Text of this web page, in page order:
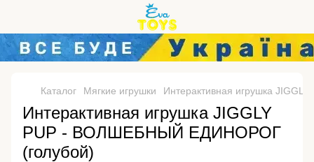
Каталог Мягкие игрушки Интерактивная игрушка
Интерактивная игрушка JIGGLY
PUP - ВОЛШЕБНЫЙ ЕДИНОРОГ
(голубой)